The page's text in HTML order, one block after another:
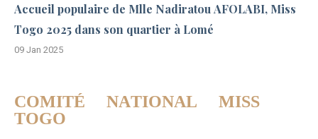
Accueil populaire de Mlle Nadiratou AFOLABI, Miss
Togo 2025 dans son quartier à Lomé
09 Jan 2025
COMITÉ NATIONAL MISS
TOGO